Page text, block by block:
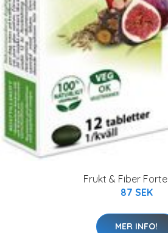
Frukt & Fiber Forte
87 SEK
MER INFO!